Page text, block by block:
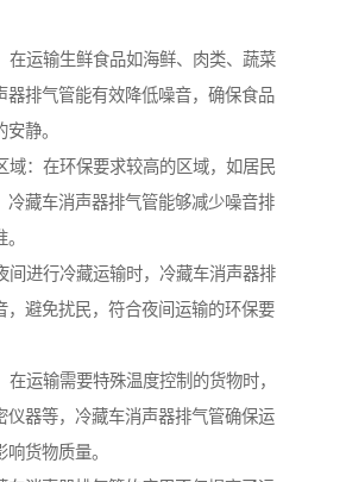
在运输生鲜食品如海鲜、肉类、蔬菜
器排气管能有效降低噪音，确保食品
静。
域：在环保要求较高的区域，如居民
冷藏车消声器排气管能够减少噪音排
间进行冷藏运输时，冷藏车消声器排
，避免扰民，符合夜间运输的环保要
在运输需要特殊温度控制的货物时，
仪器等，冷藏车消声器排气管确保运
货物质量。